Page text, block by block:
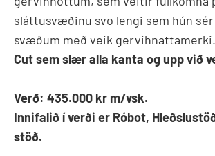
sláttusvæðinu svo lengi sem hún sér
svæðum með veik gervihnattamerki.
Cut sem slær alla kanta og upp við
Verð: 435.000 kr m/vsk.
Innifalið í verði er Róbot,
stöð.